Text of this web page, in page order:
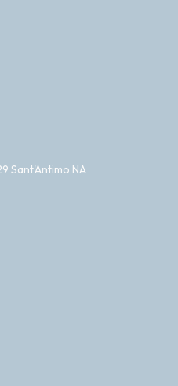
Sant'Antimo NA